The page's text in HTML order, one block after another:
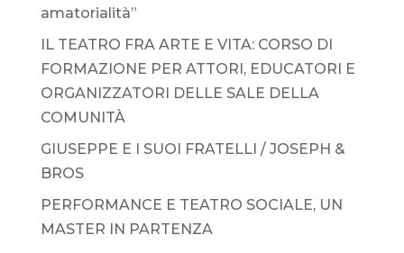
amatorialità”
IL TEATRO FRA ARTE E VITA: CORSO DI
FORMAZIONE PER ATTORI, EDUCATORI E
ORGANIZZATORI DELLE SALE DELLA
COMUNITÀ
GIUSEPPE E I SUOI FRATELLI / JOSEPH &
BROS
PERFORMANCE E TEATRO SOCIALE, UN
MASTER IN PARTENZA